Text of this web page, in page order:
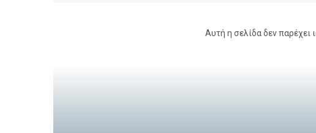
Αυτή η σελίδα δεν παρέχει